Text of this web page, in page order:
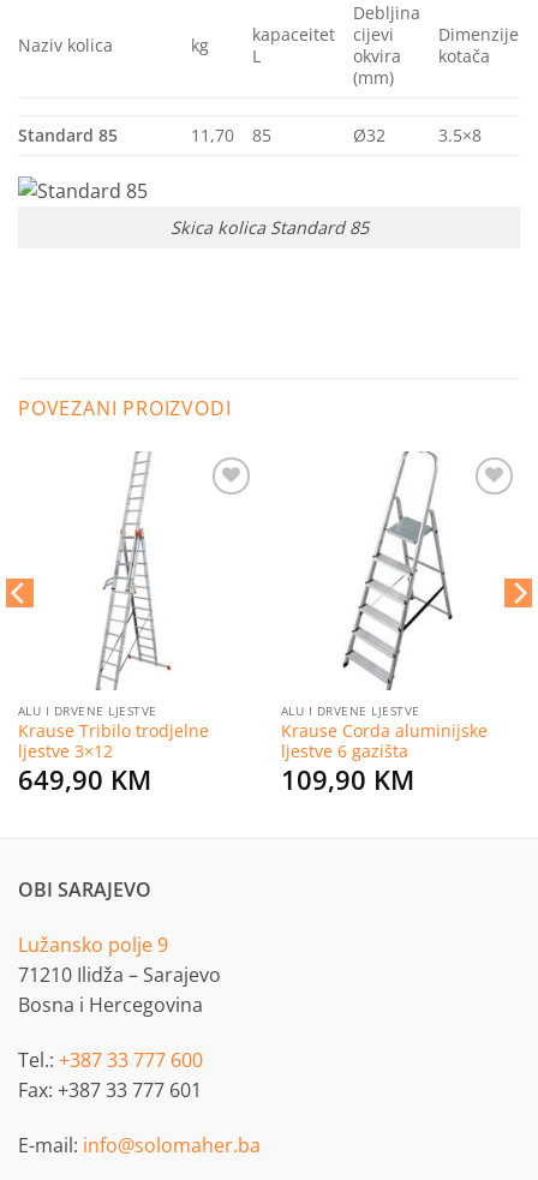
Naziv kolica kg
kapaceitet
L
Debljina
cijevi
okvira
(mm)
Dimenzije
kotača
Standard 85 11,70 85 Ø32 3.5×8
Skica kolica Standard 85
POVEZANI PROIZVODI
ALU I DRVENE LJESTVE
Krause Tribilo trodjelne
ljestve 3×12
649,90 KM
ALU I DRVENE LJESTVE
Krause Corda aluminijske
ljestve 6 gazišta
109,90 KM
OBI SARAJEVO
Lužansko polje 9
71210 Ilidža – Sarajevo
Bosna i Hercegovina
Tel.: +387 33 777 600
Fax: +387 33 777 601
E-mail: info@solomaher.ba